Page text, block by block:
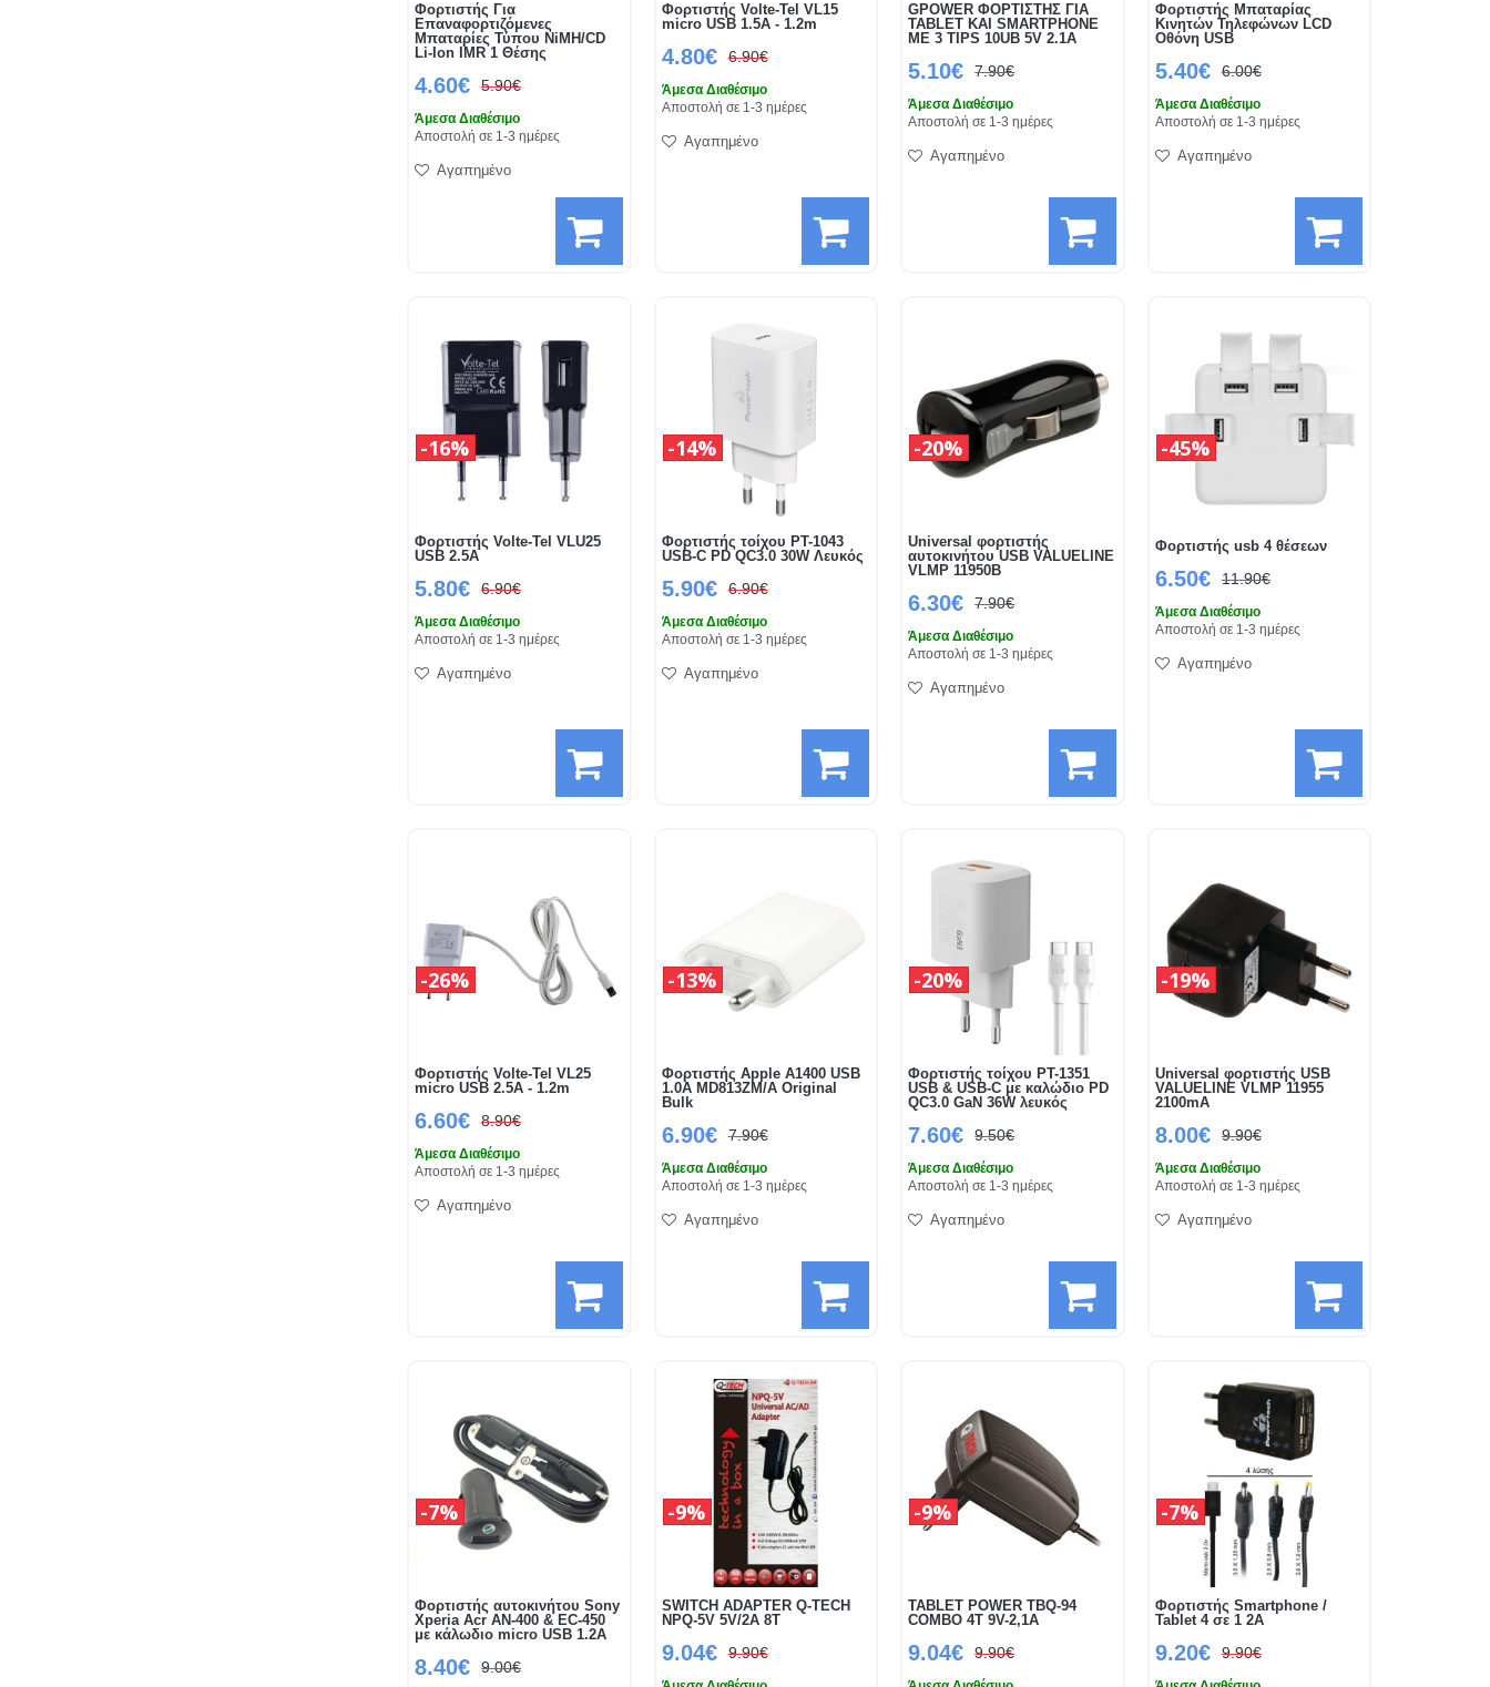
Φορτιστής Για
Επαναφορτιζόμενες
Μπαταρίες Τύπου NiMH/CD
Li-Ion IMR 1 Θέσης
4.60€ 5.90€
Άμεσα Διαθέσιμο
Αποστολή σε 1-3 ημέρες
Αγαπημένο
Φορτιστής Volte-Tel VL15
micro USB 1.5A - 1.2m
4.80€ 6.90€
Άμεσα Διαθέσιμο
Αποστολή σε 1-3 ημέρες
Αγαπημένο
GPOWER ΦΟΡΤΙΣΤΗΣ ΓΙΑ
TABLET KAI SMARTPHONE
ME 3 TIPS 10UB 5V 2.1A
5.10€ 7.90€
Άμεσα Διαθέσιμο
Αποστολή σε 1-3 ημέρες
Αγαπημένο
Φορτιστής Μπαταρίας
Κινητών Τηλεφώνων LCD
Οθόνη USB
5.40€ 6.00€
Άμεσα Διαθέσιμο
Αποστολή σε 1-3 ημέρες
Αγαπημένο
Φορτιστής Volte-Tel VLU25
USB 2.5A
5.80€ 6.90€
16%
Άμεσα Διαθέσιμο
Αποστολή σε 1-3 ημέρες
Αγαπημένο
Φορτιστής τοίχου PT-1043
USB-C PD QC3.0 30W Λευκός
5.90€ 6.90€
14%
Άμεσα Διαθέσιμο
Αποστολή σε 1-3 ημέρες
Αγαπημένο
Universal φορτιστής
αυτοκινήτου USB VALUELINE
VLMP 11950B
6.30€ 7.90€
20%
Άμεσα Διαθέσιμο
Αποστολή σε 1-3 ημέρες
Αγαπημένο
Φορτιστής usb 4 θέσεων
6.50€ 11.90€
45%
Άμεσα Διαθέσιμο
Αποστολή σε 1-3 ημέρες
Αγαπημένο
Φορτιστής Volte-Tel VL25
micro USB 2.5A - 1.2m
6.60€ 8.90€
26%
Άμεσα Διαθέσιμο
Αποστολή σε 1-3 ημέρες
Αγαπημένο
Φορτιστής Apple A1400 USB
1.0A MD813ZM/A Original
Bulk
6.90€ 7.90€
13%
Άμεσα Διαθέσιμο
Αποστολή σε 1-3 ημέρες
Αγαπημένο
Φορτιστής τοίχου PT-1351
USB & USB-C με καλώδιο PD
QC3.0 GaN 36W λευκός
7.60€ 9.50€
20%
Άμεσα Διαθέσιμο
Αποστολή σε 1-3 ημέρες
Αγαπημένο
Universal φορτιστής USB
VALUELINE VLMP 11955
2100mA
8.00€ 9.90€
19%
Άμεσα Διαθέσιμο
Αποστολή σε 1-3 ημέρες
Αγαπημένο
Φορτιστής αυτοκινήτου Sony
Xperia Acr AN-400 & EC-450
με κάλωδιο micro USB 1.2A
8.40€ 9.00€
7%
SWITCH ADAPTER Q-TECH
NPQ-5V 5V/2A 8T
9.04€ 9.90€
9%
TABLET POWER TBQ-94
COMBO 4T 9V-2,1A
9.04€ 9.90€
9%
Φορτιστής Smartphone /
Tablet 4 σε 1 2A
9.20€ 9.90€
7%